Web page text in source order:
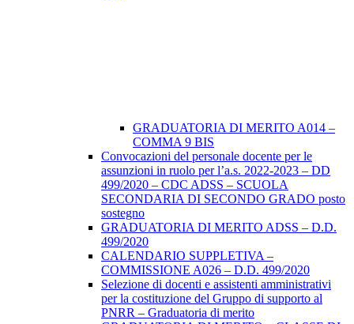
GRADUATORIA DI MERITO A014 –
COMMA 9 BIS
Convocazioni del personale docente per le
assunzioni in ruolo per l’a.s. 2022-2023 – DD
499/2020 – CDC ADSS – SCUOLA
SECONDARIA DI SECONDO GRADO posto
sostegno
GRADUATORIA DI MERITO ADSS – D.D.
499/2020
CALENDARIO SUPPLETIVA –
COMMISSIONE A026 – D.D. 499/2020
Selezione di docenti e assistenti amministrativi
per la costituzione del Gruppo di supporto al
PNRR – Graduatoria di merito